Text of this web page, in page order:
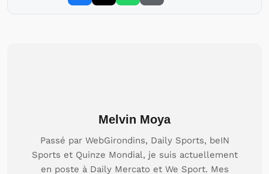
Melvin Moya
Passé par WebGirondins, Daily Sports, beIN
Sports et Quinze Mondial, je suis actuellement
en poste à Daily Mercato et We Sport. Mes